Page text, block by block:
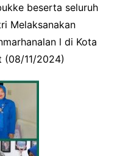
beserta seluruh
Melaksanakan
l di Kota
(08/11/2024)